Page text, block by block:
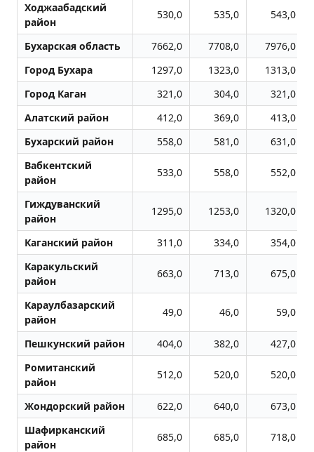
Ходжаабадский
район
530,0 535,0 543,0
Бухарская область 7662,0 7708,0
7976,0
Город Бухара
1297,0 1323,0
1313,0
Город Каган
321,0 304,0
321,0
Алатский район
412,0 369,0
413,0
Бухарский район
558,0 581,0
631,0
Вабкентский
район
533,0 558,0 552,0
Гиждуванский
район
1295,0 1253,0 1320,0
Каганский район 311,0 334,0
354,0
Каракульский
район
663,0 713,0 675,0
Караулбазарский
район
49,0 46,0 59,0
Пешкунский район 404,0 382,0
427,0
Ромитанский
район
512,0 520,0 520,0
Жондоpский район 622,0 640,0
673,0
Шафирканский
район
685,0 685,0 718,0